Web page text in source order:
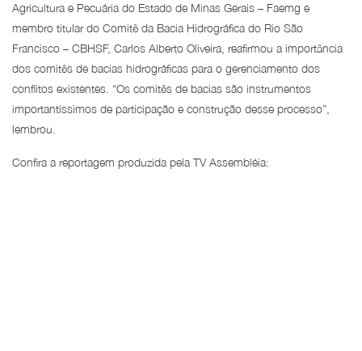
Agricultura e Pecuária do Estado de Minas Gerais – Faemg e
membro titular do Comitê da Bacia Hidrográfica do Rio São
Francisco – CBHSF, Carlos Alberto Oliveira, reafirmou a importância
dos comitês de bacias hidrográficas para o gerenciamento dos
conflitos existentes. “Os comitês de bacias são instrumentos
importantíssimos de participação e construção desse processo”,
lembrou.
Confira a reportagem produzida pela TV Assembléia: